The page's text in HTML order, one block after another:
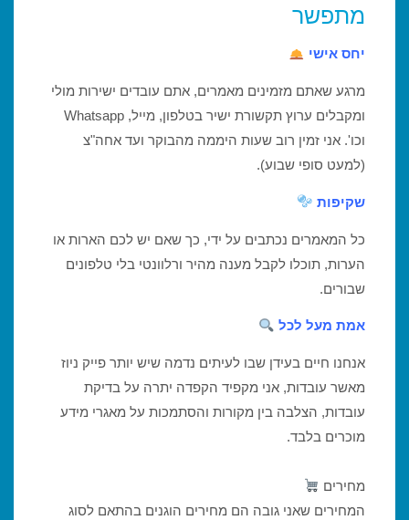
מתפשר
יחס אישי
מרגע שאתם מזמינים מאמרים, אתם עובדים ישירות מולי
ומקבלים ערוץ תקשורת ישיר בטלפון, מייל, Whatsapp
וכו'. אני זמין רוב שעות היממה מהבוקר ועד אחה"צ
(למעט סופי שבוע).
שקיפות
כל המאמרים נכתבים על ידי, כך שאם יש לכם הארות או
הערות, תוכלו לקבל מענה מהיר ורלוונטי בלי טלפונים
שבורים.
אמת מעל לכל
אנחנו חיים בעידן שבו לעיתים נדמה שיש יותר פייק ניוז
מאשר עובדות, אני מקפיד הקפדה יתרה על בדיקת
עובדות, הצלבה בין מקורות והסתמכות על מאגרי מידע
מוכרים בלבד.
מחירים
המחירים שאני גובה הם מחירים הוגנים בהתאם לסוג